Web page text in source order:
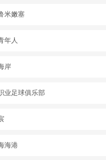
米嫩塞
年人
岸
业足球俱乐部
海港